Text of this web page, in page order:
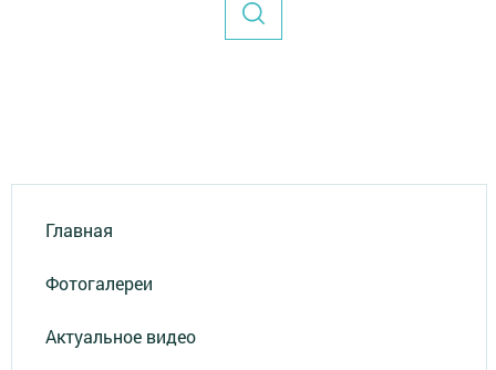
Главная
Фотогалереи
Актуальное видео